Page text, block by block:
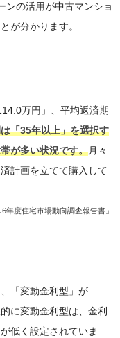
ンの活用が中古マンショ
が分かります。
万円」、平均返済期
「35年以上」を選択す
が多い状況です。月々
計画を立てて購入して
6年度住宅市場動向調査報告書 」
「変動金利型」が
に変動金利型は、金利
低く設定されていま